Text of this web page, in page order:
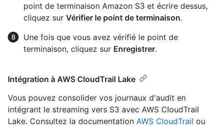
point de terminaison Amazon S3 et écrire dessus,
cliquez sur Vérifier le point de terminaison.
Une fois que vous avez vérifié le point de
terminaison, cliquez sur Enregistrer.
Intégration à AWS CloudTrail Lake
Vous pouvez consolider vos journaux d'audit en
intégrant le streaming vers S3 avec AWS CloudTrail
Lake. Consultez la documentation AWS CloudTrail ou